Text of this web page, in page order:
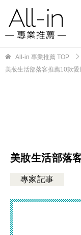
All-in 專業推薦 TOP
美妝生活部落客推薦10款
美妝生活部落
專家記事